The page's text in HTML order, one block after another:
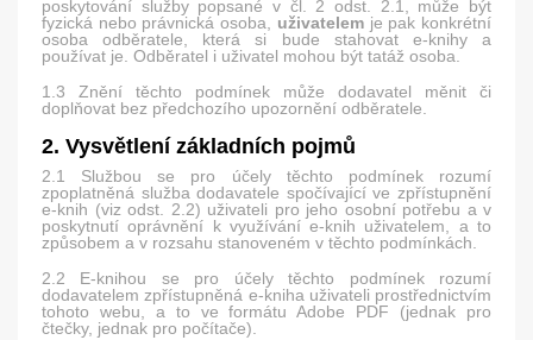
poskytování služby popsané v čl. 2 odst. 2.1, může být
fyzická nebo právnická osoba, uživatelemje pak konkrétní
osoba odběratele, která si bude stahovat e-knihy a
používat je. Odběratel i uživatel mohou být tatáž osoba.
1.3 Znění těchto podmínek může dodavatel měnit či
doplňovat bez předchozího upozornění odběratele.
2. Vysvětlení základních pojmů
2.1 Službou se pro účely těchto podmínek rozumí
zpoplatněná služba dodavatele spočívající ve zpřístupnění
e-knih (viz odst. 2.2) uživateli pro jeho osobní potřebu a v
poskytnutí oprávnění k využívání e-knih uživatelem, a to
způsobem a v rozsahu stanoveném v těchto podmínkách.
2.2 E-knihou se pro účely těchto podmínek rozumí
dodavatelem zpřístupněná e-kniha uživateli prostřednictvím
tohoto webu, a to ve formátu Adobe PDF (jednak pro
čtečky, jednak pro počítače).